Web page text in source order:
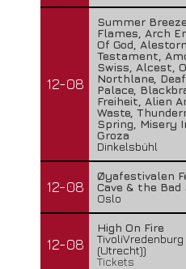
12-08
Summer
Flames, Arch
Of God,
Testament,
Swiss, Alcest,
Northlane,
Palace,
Freiheit, Alien
Waste,
Spring, Misery
Groza
Dinkelsbühl
12-08
Øyafestivalen
Cave & the Bad
Oslo
12-08
High On Fire
(Utrecht))
Tickets